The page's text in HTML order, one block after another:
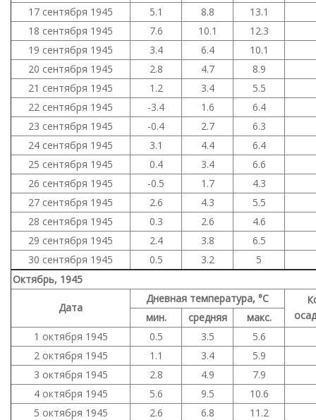
17 сентября 1945
5.1 8.8
13.1
18 сентября 1945
7.6 10.1
12.3
19 сентября 1945
3.4 6.4
10.1
20 сентября 1945
2.8 4.7
8.9
21 сентября 1945
1.2 3.4
5.5
22 сентября 1945
-3.4 1.6
6.4
23 сентября 1945
-0.4 2.7
6.3
24 сентября 1945
3.1 4.4
6.4
25 сентября 1945
0.4 3.4
6.6
26 сентября 1945
-0.5 1.7
4.3
27 сентября 1945
2.6 4.3
5.5
28 сентября 1945
0.3 2.6
4.6
29 сентября 1945
2.4 3.8
6.5
30 сентября 1945
0.5 3.2
5
Октябрь, 1945
Дата
Дневная температура, °C
мин. средняя
макс.
1 октября 1945
0.5 3.5
5.6
2 октября 1945
1.1 3.4
5.9
3 октября 1945
2.8 4.9
7.9
4 октября 1945
5.6 9.5
10.6
5 октября 1945
2.6 6.8
11.2